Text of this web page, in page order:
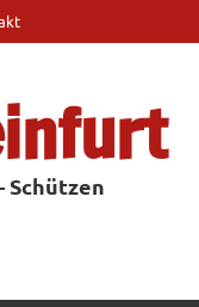
Schützen